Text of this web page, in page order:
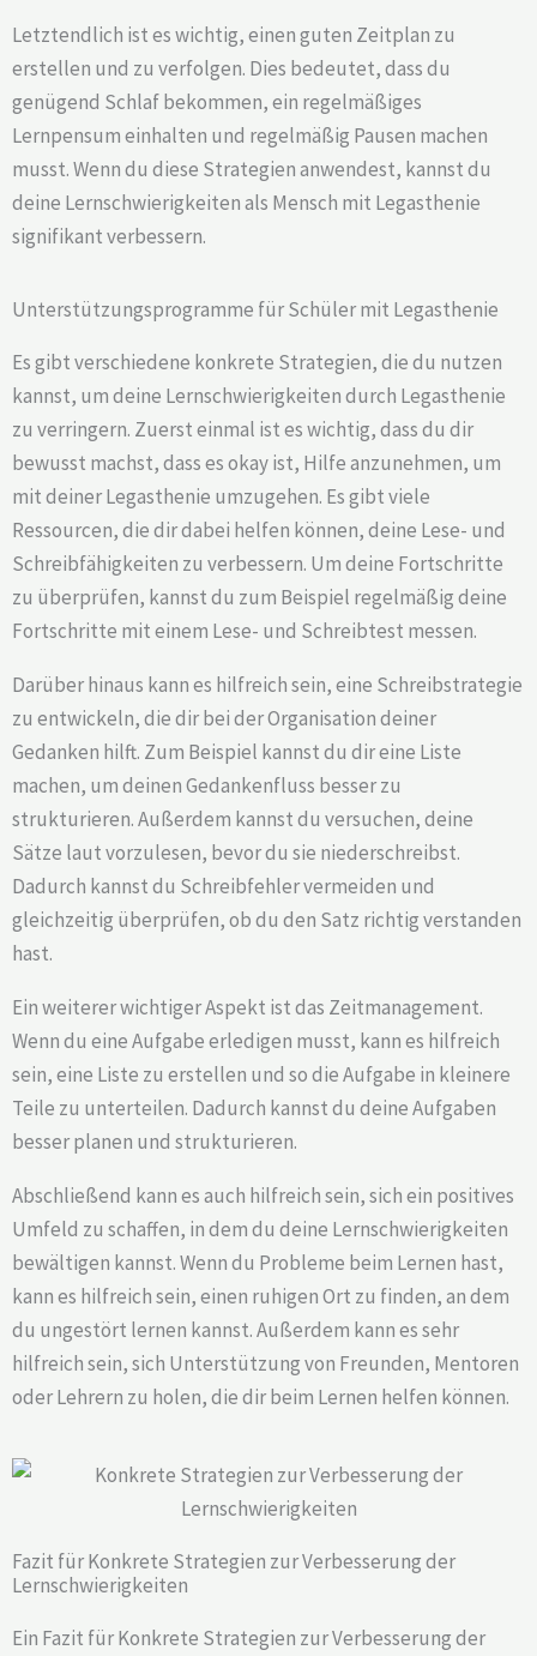
Letztendlich ist es wichtig, einen guten Zeitplan zu
erstellen und zu verfolgen. Dies bedeutet, dass du
genügend Schlaf bekommen, ein regelmäßiges
Lernpensum einhalten und regelmäßig Pausen machen
musst. Wenn du diese Strategien anwendest, kannst du
deine Lernschwierigkeiten als Mensch mit Legasthenie
signifikant verbessern.
Unterstützungsprogramme für Schüler mit Legasthenie
Es gibt verschiedene konkrete Strategien, die du nutzen
kannst, um deine Lernschwierigkeiten durch Legasthenie
zu verringern. Zuerst einmal ist es wichtig, dass du dir
bewusst machst, dass es okay ist, Hilfe anzunehmen, um
mit deiner Legasthenie umzugehen. Es gibt viele
Ressourcen, die dir dabei helfen können, deine Lese- und
Schreibfähigkeiten zu verbessern. Um deine Fortschritte
zu überprüfen, kannst du zum Beispiel regelmäßig deine
Fortschritte mit einem Lese- und Schreibtest messen.
Darüber hinaus kann es hilfreich sein, eine Schreibstrategie
zu entwickeln, die dir bei der Organisation deiner
Gedanken hilft. Zum Beispiel kannst du dir eine Liste
machen, um deinen Gedankenfluss besser zu
strukturieren. Außerdem kannst du versuchen, deine
Sätze laut vorzulesen, bevor du sie niederschreibst.
Dadurch kannst du Schreibfehler vermeiden und
gleichzeitig überprüfen, ob du den Satz richtig verstanden
hast.
Ein weiterer wichtiger Aspekt ist das Zeitmanagement.
Wenn du eine Aufgabe erledigen musst, kann es hilfreich
sein, eine Liste zu erstellen und so die Aufgabe in kleinere
Teile zu unterteilen. Dadurch kannst du deine Aufgaben
besser planen und strukturieren.
Abschließend kann es auch hilfreich sein, sich ein positives
Umfeld zu schaffen, in dem du deine Lernschwierigkeiten
bewältigen kannst. Wenn du Probleme beim Lernen hast,
kann es hilfreich sein, einen ruhigen Ort zu finden, an dem
du ungestört lernen kannst. Außerdem kann es sehr
hilfreich sein, sich Unterstützung von Freunden, Mentoren
oder Lehrern zu holen, die dir beim Lernen helfen können.
Fazit für Konkrete Strategien zur Verbesserung der
Lernschwierigkeiten
Ein Fazit für Konkrete Strategien zur Verbesserung der